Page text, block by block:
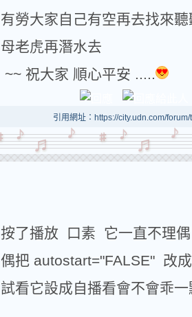
有勞大家自己有空再去找來
母老虎再潛水去
~~ 祝大家 順心平安 .....
引用網址：https://city.udn.com/
按了播放 口素 它一直不理偶
偶把 autostart="FALSE" 改
試看它設成自播看會不會乖一